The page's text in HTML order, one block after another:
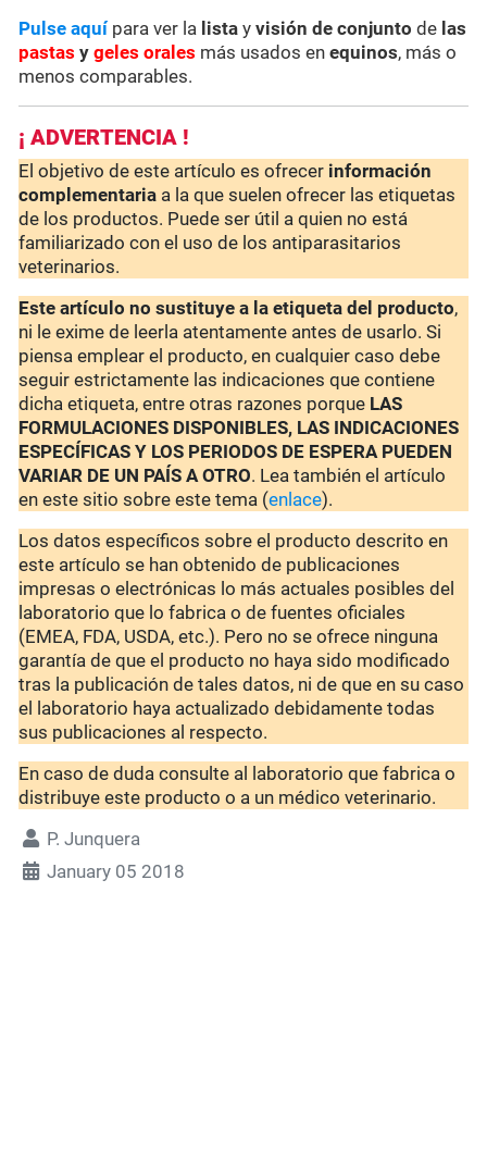
Pulse aquípara ver la lista yvisión de conjunto de las
pastas ygeles orales más usados en equinos, más o
menos comparables.
¡ ADVERTENCIA !
El objetivo de este artículo es ofrecer información
complementaria a la que suelen ofrecer las etiquetas
de los productos. Puede ser útil a quien no está
familiarizado con el uso de los antiparasitarios
veterinarios.
Este artículo no sustituye a la etiqueta del producto,
ni le exime de leerla atentamente antes de usarlo. Si
piensa emplear el producto, en cualquier caso debe
seguir estrictamente las indicaciones que contiene
dicha etiqueta, entre otras razones porque LAS
FORMULACIONES DISPONIBLES, LAS INDICACIONES
ESPECÍFICAS Y LOS PERIODOS DE ESPERA PUEDEN
VARIAR DE UN PAÍS A OTRO. Lea también el artículo
en este sitio sobre este tema (enlace).
Los datos específicos sobre el producto descrito en
este artículo se han obtenido de publicaciones
impresas o electrónicas lo más actuales posibles del
laboratorio que lo fabrica o de fuentes oficiales
(EMEA, FDA, USDA, etc.). Pero no se ofrece ninguna
garantía de que el producto no haya sido modificado
tras la publicación de tales datos, ni de que en su caso
el laboratorio haya actualizado debidamente todas
sus publicaciones al respecto.
En caso de duda consulte al laboratorio que fabrica o
distribuye este producto o a un médico veterinario.
P. Junquera
January 05 2018